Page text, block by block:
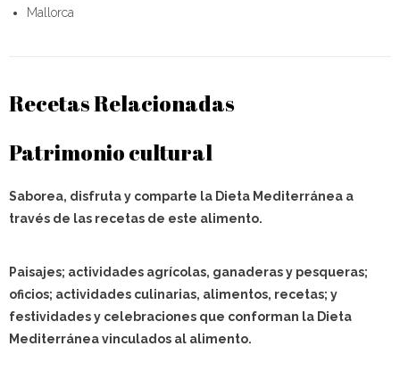
Mallorca
Recetas Relacionadas
Patrimonio cultural
Saborea, disfruta y comparte la Dieta Mediterránea a
través de las recetas de este alimento.
Paisajes; actividades agrícolas, ganaderas y pesqueras;
oficios; actividades culinarias, alimentos, recetas; y
festividades y celebraciones que conforman la Dieta
Mediterránea vinculados al alimento.